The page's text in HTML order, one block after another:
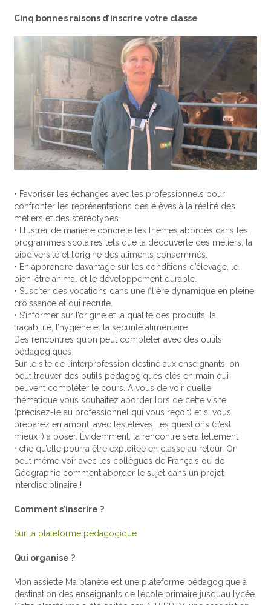
Cinq bonnes raisons d’inscrire votre classe
• Favoriser les échanges avec les professionnels pour
confronter les représentations des élèves à la réalité des
métiers et des stéréotypes.
• Illustrer de manière concrète les thèmes abordés dans les
programmes scolaires tels que la découverte des métiers, la
biodiversité et l’origine des aliments consommés.
• En apprendre davantage sur les conditions d’élevage, le
bien-être animal et le développement durable.
• Susciter des vocations dans une filière dynamique en pleine
croissance et qui recrute.
• S’informer sur l’origine et la qualité des produits, la
traçabilité, l’hygiène et la sécurité alimentaire.
Des rencontres qu’on peut compléter avec des outils
pédagogiques
Sur le site de l’interprofession destiné aux enseignants, on
peut trouver des outils pédagogiques clés en main qui
peuvent compléter le cours. A vous de voir quelle
thématique vous souhaitez aborder lors de cette visite
(précisez-le au professionnel qui vous reçoit) et si vous
préparez en amont, avec les élèves, les questions (c’est
mieux !) à poser. Évidemment, la rencontre sera tellement
riche qu’elle pourra être exploitée en classe au retour. On
peut même voir avec les collègues de Français ou de
Géographie comment aborder le sujet dans un projet
interdisciplinaire !
Comment s’inscrire ?
Sur la plateforme pédagogique
Qui organise ?
Mon assiette Ma planète est une plateforme pédagogique à
destination des enseignants de l’école primaire jusqu’au lycée.